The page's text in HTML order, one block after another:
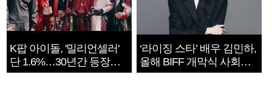
K팝 아이돌, '밀리언셀러'
단 1.6%…30년간 등장
1182개팀 전수조사
‘라이징 스타’ 배우 김민하,
올해 BIFF 개막식 사회자
확정